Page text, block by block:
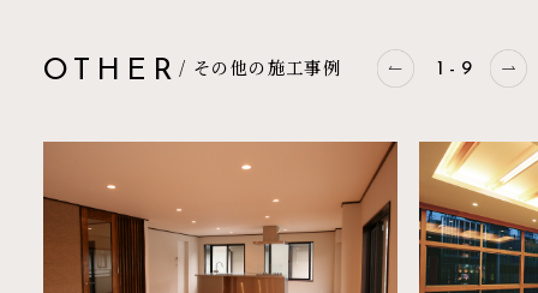
OTHER / その他の施工事例 1 - 9